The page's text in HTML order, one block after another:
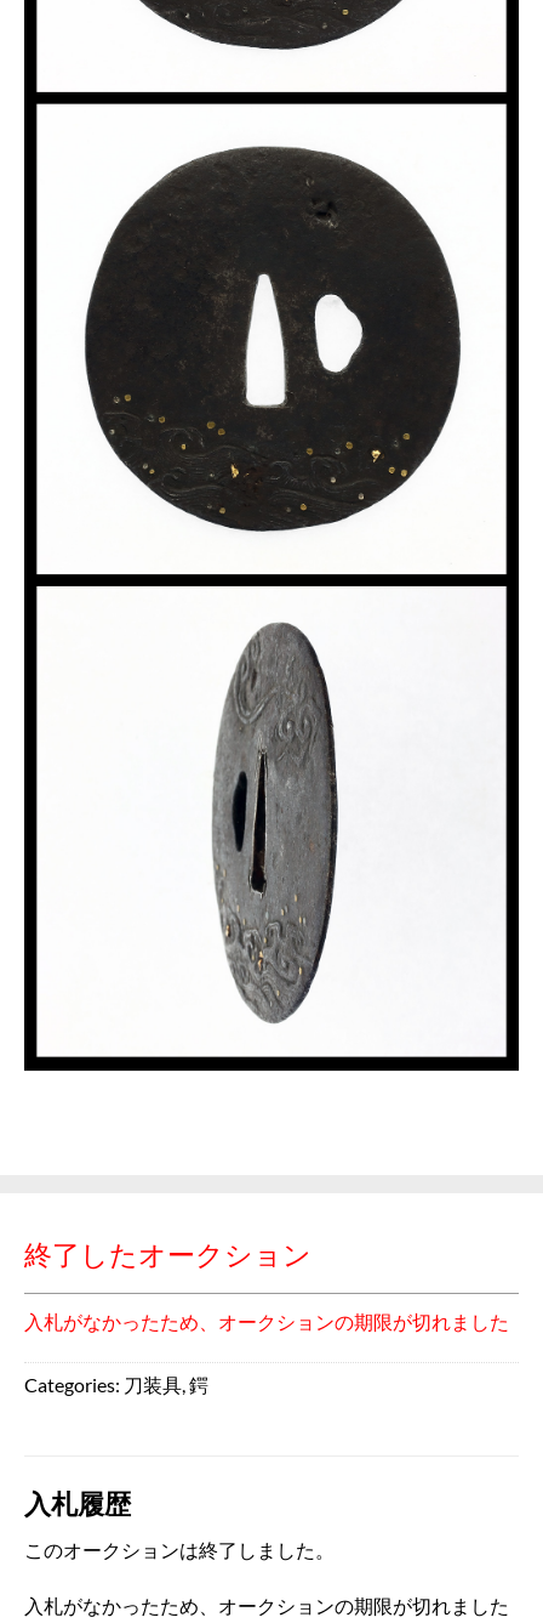
終了したオークション
入札がなかったため、オークションの期限が切れました
Categories: 刀装具,鍔
入札履歴
このオークションは終了しました。
入札がなかったため、オークションの期限が切れました